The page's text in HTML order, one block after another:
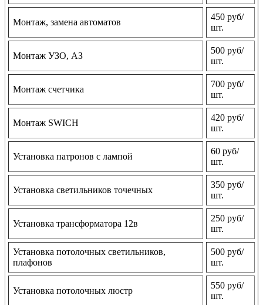
Монтаж, замена автоматов
450 руб/
шт.
Монтаж УЗО, АЗ
500 руб/
шт.
Монтаж счетчика
700 руб/
шт.
Монтаж SWICH
420 руб/
шт.
Установка патронов с лампой
60 руб/
шт.
Установка светильников точечных
350 руб/
шт.
Установка трансформатора 12в
250 руб/
шт.
Установка потолочных светильников,
плафонов
500 руб/
шт.
Установка потолочных люстр
550 руб/
шт.